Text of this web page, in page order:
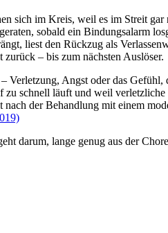
sich im Kreis, weil es im Streit
sobald ein Bindungsalarm
liest den Rückzug als
– bis zum nächsten Auslöser.
Angst oder das
schnell läuft und weil
der Behandlung mit einem
darum, lange genug aus der